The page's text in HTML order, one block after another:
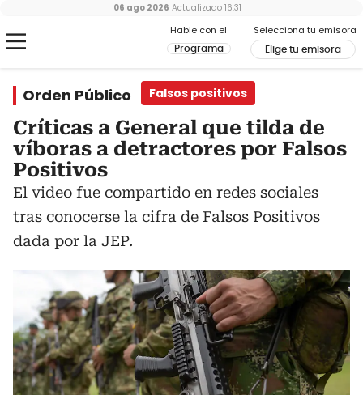
Hable con el
Programa
Selecciona tu emisora
Elige tu emisora
06 ago 2026 Actualizado 16:31
Orden Público Falsos positivos
Críticas a General que tilda de
víboras a detractores por Falsos
Positivos
El video fue compartido en redes sociales
tras conocerse la cifra de Falsos Positivos
dada por la JEP.